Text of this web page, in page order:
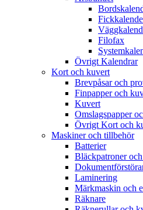
Filofax
Övrigt Kalendrar
Kort och kuvert
Brevpåsar och
Finpapper och
Kuvert
Omslagspapper
Övrigt Kort och
Maskiner och tillbehör
Batterier
Bläckpatroner
Laminering
Märkmaskin och
Räknare